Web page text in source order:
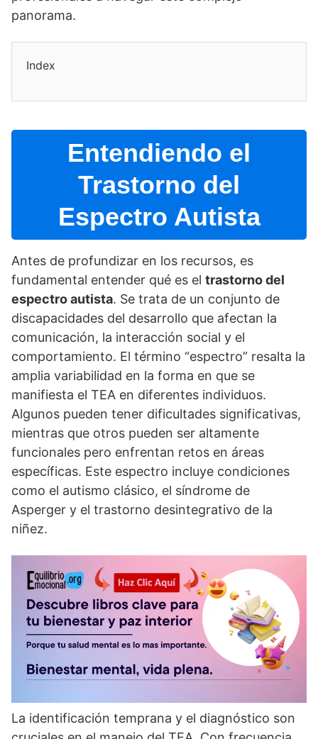
panorama.
Index
Entendiendo el
Trastorno del
Espectro Autista
Antes de profundizar en los recursos, es
fundamental entender qué es el trastorno del
espectro autista. Se trata de un conjunto de
discapacidades del desarrollo que afectan la
comunicación, la interacción social y el
comportamiento. El término “espectro” resalta la
amplia variabilidad en la forma en que se
manifiesta el TEA en diferentes individuos.
Algunos pueden tener dificultades significativas,
mientras que otros pueden ser altamente
funcionales pero enfrentan retos en áreas
especí­ficas. Este espectro incluye condiciones
como el autismo clásico, el sí­ndrome de
Asperger y el trastorno desintegrativo de la
niñez.
La identificación temprana y el diagnóstico son